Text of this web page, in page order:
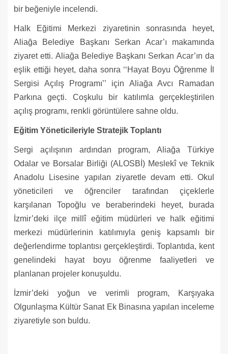
bir beğeniyle incelendi.
Halk Eğitimi Merkezi ziyaretinin sonrasında heyet,
Aliağa Belediye Başkanı Serkan Acar’ı makamında
ziyaret etti. Aliağa Belediye Başkanı Serkan Acar’ın da
eşlik ettiği heyet, daha sonra ‘‘Hayat Boyu Öğrenme İl
Sergisi Açılış Programı’’ için Aliağa Avcı Ramadan
Parkına geçti. Coşkulu bir katılımla gerçekleştirilen
açılış programı, renkli görüntülere sahne oldu.
Eğitim Yöneticileriyle Stratejik Toplantı
Sergi açılışının ardından program, Aliağa Türkiye
Odalar ve Borsalar Birliği (ALOSBİ) Meslekî ve Teknik
Anadolu Lisesine yapılan ziyaretle devam etti. Okul
yöneticileri ve öğrenciler tarafından çiçeklerle
karşılanan Topoğlu ve beraberindeki heyet, burada
İzmir’deki ilçe millî eğitim müdürleri ve halk eğitimi
merkezi müdürlerinin katılımıyla geniş kapsamlı bir
değerlendirme toplantısı gerçekleştirdi. Toplantıda, kent
genelindeki hayat boyu öğrenme faaliyetleri ve
planlanan projeler konuşuldu.
İzmir’deki yoğun ve verimli program, Karşıyaka
Olgunlaşma Kültür Sanat Ek Binasına yapılan inceleme
ziyaretiyle son buldu.